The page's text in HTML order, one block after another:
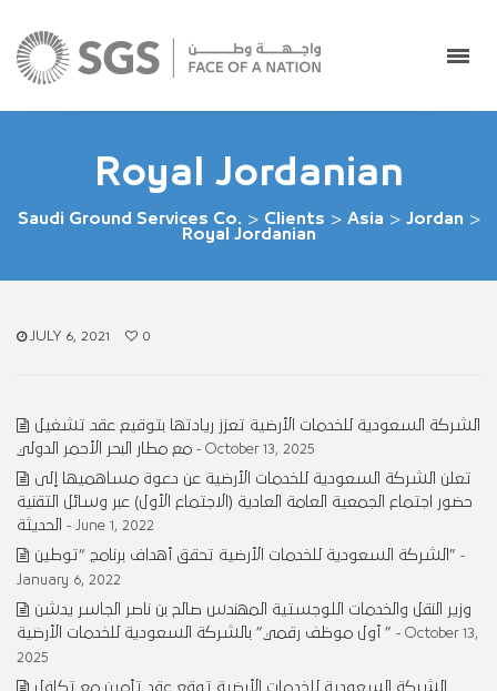
Royal Jordanian
Saudi Ground Services Co. > Clients > Asia > Jordan >
Royal Jordanian
JULY 6, 2021 0
الشركة السعودية للخدمات الأرضية تعزز ريادتها بتوقيع عقد تشغيل
مع مطار البحر الأحمر الدولي - October 13, 2025
تعلن الشركة السعودية للخدمات الأرضية عن دعوة مساهميها إلى
حضور اجتماع الجمعية العامة العادية (الاجتماع الأول) عبر وسائل التقنية
الحديثة
- June 1, 2022
الشركة السعودية للخدمات الأرضية تحقق أهداف برنامج “توطين” -
January 6, 2022
وزير النقل والخدمات اللوجستية المهندس صالح بن ناصر الجاسر يدشن
” أول موظف رقمي” بالشركة السعودية للخدمات الأرضية - October 13,
2025
الشركة السعودية للخدمات الأرضية توقع عقد تأمين مع تكافل